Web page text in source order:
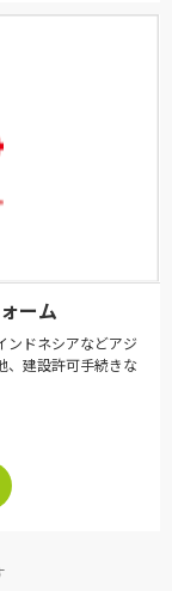
ーム
ンドネシアなどアジ
、建設許可手続きな